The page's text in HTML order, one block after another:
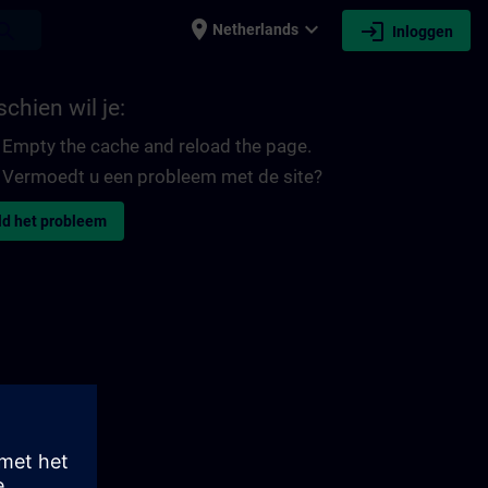
place Netherlands expand_more login Inloggen
wil je:
Empty the cache and reload the page.
Vermoedt u een probleem met de site?
het probleem